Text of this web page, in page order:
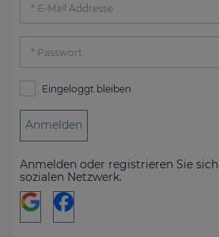
E-Mail Addresse
Passwort
Eingeloggt bleiben
Anmelden
Anmelden oder registrieren Sie
sozialen Netzwerk.